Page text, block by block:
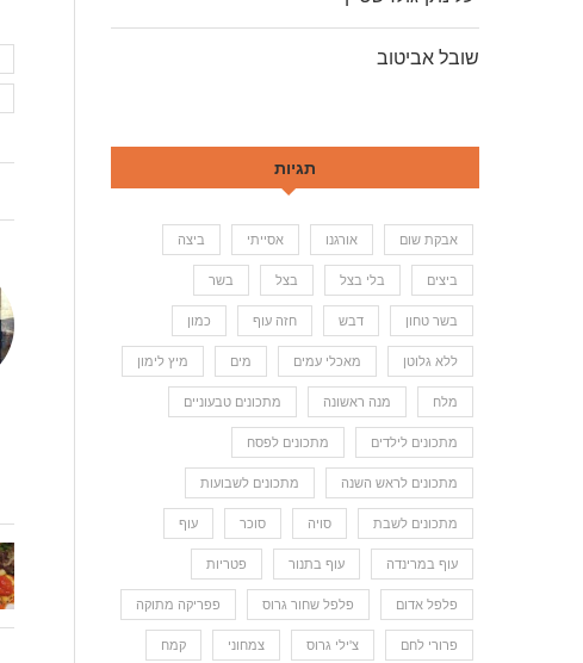
שובל אביטוב
תגיות
אבקת שום אורגנו אסייתי ביצה
ביצים בלי בצל בצל בשר
בשר טחון דבש חזה עוף כמון
ללא גלוטן מאכלי עמים מים מיץ לימון
מלח מנה ראשונה מתכונים טבעוניים
מתכונים לילדים מתכונים לפסח
מתכונים לראש השנה מתכונים לשבועות
מתכונים לשבת סויה סוכר עוף
עוף במרינדה עוף בתנור פטריות
פלפל אדום פלפל שחור גרוס פפריקה מתוקה
פרורי לחם צ'ילי גרוס צמחוני קמח